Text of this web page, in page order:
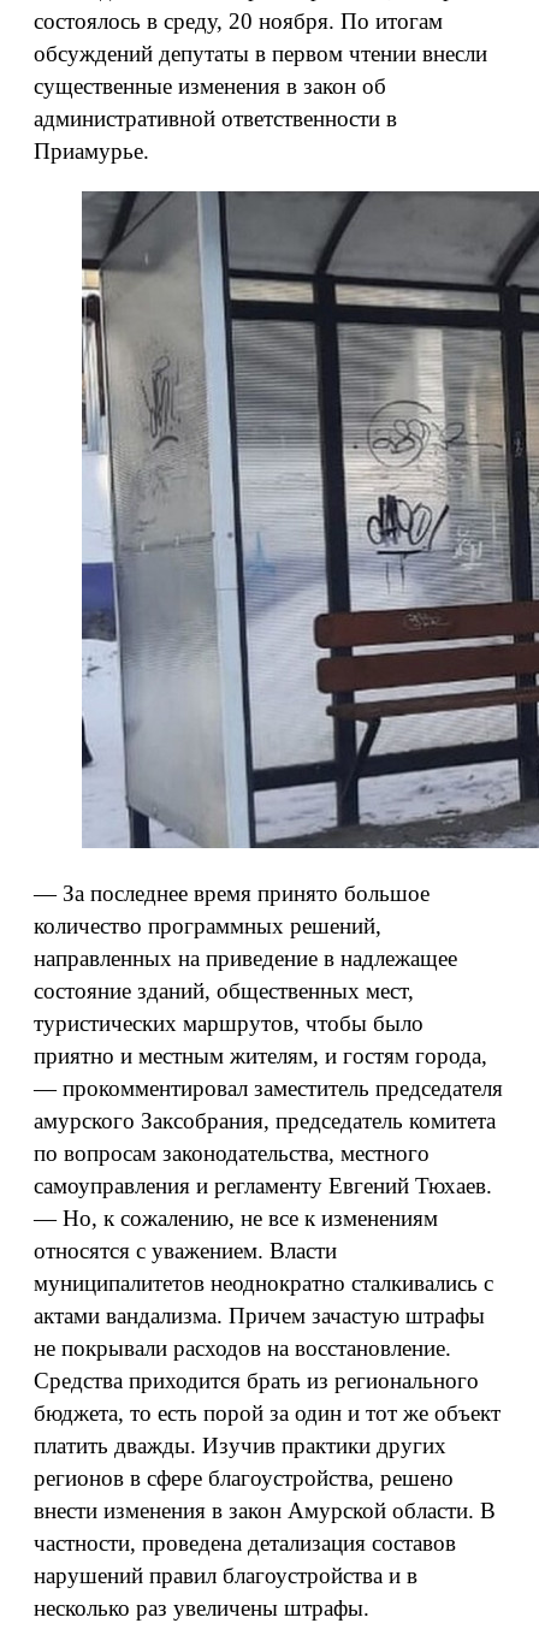
состоялось в среду, 20 ноября. По итогам
обсуждений депутаты в первом чтении внесли
существенные изменения в закон об
административной ответственности в
Приамурье.
— За последнее время принято большое
количество программных решений,
направленных на приведение в надлежащее
состояние зданий, общественных мест,
туристических маршрутов, чтобы было
приятно и местным жителям, и гостям города,
— прокомментировал заместитель председателя
амурского Заксобрания, председатель комитета
по вопросам законодательства, местного
самоуправления и регламенту Евгений Тюхаев.
— Но, к сожалению, не все к изменениям
относятся с уважением. Власти
муниципалитетов неоднократно сталкивались с
актами вандализма. Причем зачастую штрафы
не покрывали расходов на восстановление.
Средства приходится брать из регионального
бюджета, то есть порой за один и тот же объект
платить дважды. Изучив практики других
регионов в сфере благоустройства, решено
внести изменения в закон Амурской области. В
частности, проведена детализация составов
нарушений правил благоустройства и в
несколько раз увеличены штрафы.